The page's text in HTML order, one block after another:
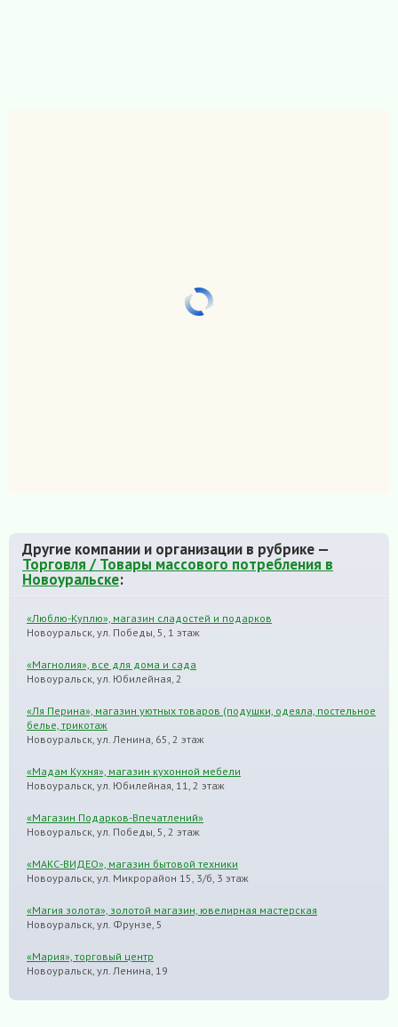
Другие компании и организации в рубрике —
Торговля / Товары массового потребления в
Новоуральске:
«Люблю-Куплю», магазин сладостей и подарков
Новоуральск, ул. Победы, 5, 1 этаж
«Магнолия», все для дома и сада
Новоуральск, ул. Юбилейная, 2
«Ля Перина», магазин уютных товаров (подушки, одеяла, постельное
белье, трикотаж
Новоуральск, ул. Ленина, 65, 2 этаж
«Мадам Кухня», магазин кухонной мебели
Новоуральск, ул. Юбилейная, 11, 2 этаж
«Магазин Подарков-Впечатлений»
Новоуральск, ул. Победы, 5, 2 этаж
«МАКС-ВИДЕО», магазин бытовой техники
Новоуральск, ул. Микрорайон 15, 3/б, 3 этаж
«Магия золота», золотой магазин, ювелирная мастерская
Новоуральск, ул. Фрунзе, 5
«Мария», торговый центр
Новоуральск, ул. Ленина, 19